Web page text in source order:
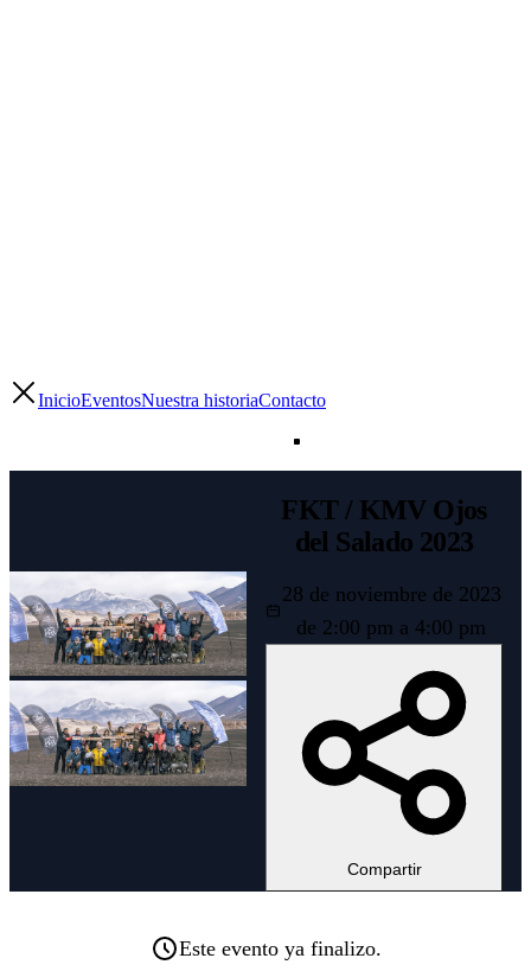
InicioEventosNuestra historiaContacto
FKT / KMV Ojos
del Salado 2023
28 de noviembre de 2023
de 2:00 pm a 4:00 pm
Compartir
Este evento ya finalizo.